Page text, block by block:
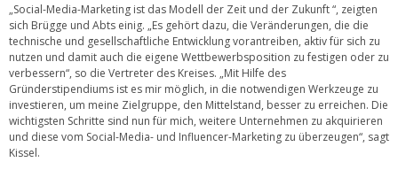
„Social-Media-Marketing ist das Modell der Zeit und der Zukunft “, zeigten
sich Brügge und Abts einig. „Es gehört dazu, die Veränderungen, die die
technische und gesellschaftliche Entwicklung vorantreiben, aktiv für sich zu
nutzen und damit auch die eigene Wettbewerbsposition zu festigen oder zu
verbessern“, so die Vertreter des Kreises. „Mit Hilfe des
Gründerstipendiums ist es mir möglich, in die notwendigen Werkzeuge zu
investieren, um meine Zielgruppe, den Mittelstand, besser zu erreichen. Die
wichtigsten Schritte sind nun für mich, weitere Unternehmen zu akquirieren
und diese vom Social-Media- und Influencer-Marketing zu überzeugen“, sagt
Kissel.